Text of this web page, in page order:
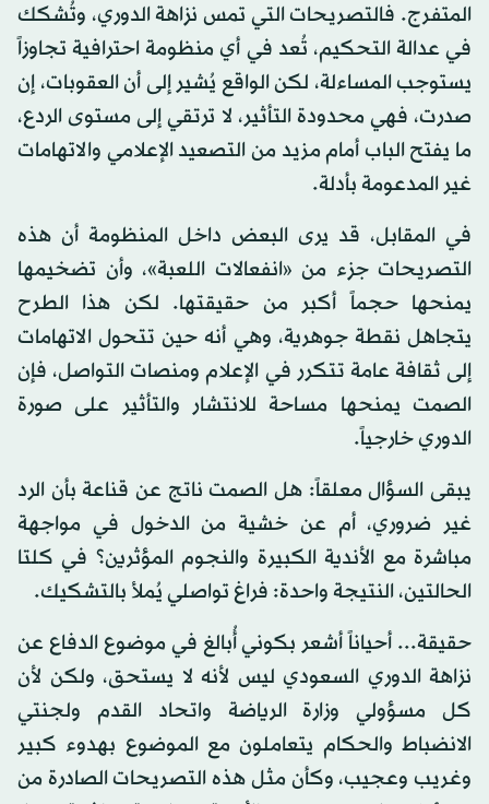
المتفرج. فالتصريحات التي تمس نزاهة الدوري، وتُشكك
في عدالة التحكيم، تُعد في أي منظومة احترافية تجاوزاً
يستوجب المساءلة، لكن الواقع يُشير إلى أن العقوبات، إن
صدرت، فهي محدودة التأثير، لا ترتقي إلى مستوى الردع،
ما يفتح الباب أمام مزيد من التصعيد الإعلامي والاتهامات
غير المدعومة بأدلة.
في المقابل، قد يرى البعض داخل المنظومة أن هذه
التصريحات جزء من «انفعالات اللعبة»، وأن تضخيمها
يمنحها حجماً أكبر من حقيقتها. لكن هذا الطرح
يتجاهل نقطة جوهرية، وهي أنه حين تتحول الاتهامات
إلى ثقافة عامة تتكرر في الإعلام ومنصات التواصل، فإن
الصمت يمنحها مساحة للانتشار والتأثير على صورة
الدوري خارجياً.
يبقى السؤال معلقاً: هل الصمت ناتج عن قناعة بأن الرد
غير ضروري، أم عن خشية من الدخول في مواجهة
مباشرة مع الأندية الكبيرة والنجوم المؤثرين؟ في كلتا
الحالتين، النتيجة واحدة: فراغ تواصلي يُملأ بالتشكيك.
حقيقة... أحياناً أشعر بكوني أُبالغ في موضوع الدفاع عن
نزاهة الدوري السعودي ليس لأنه لا يستحق، ولكن لأن
كل مسؤولي وزارة الرياضة واتحاد القدم ولجنتي
الانضباط والحكام يتعاملون مع الموضوع بهدوء كبير
وغريب وعجيب، وكأن مثل هذه التصريحات الصادرة من